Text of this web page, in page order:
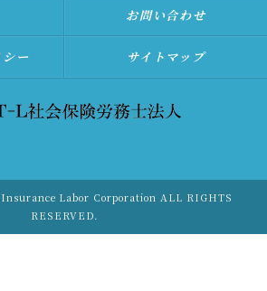
お問い合わせ
ー サイトマップ
Labor Corporation ALL RIGHTS
RESERVED.